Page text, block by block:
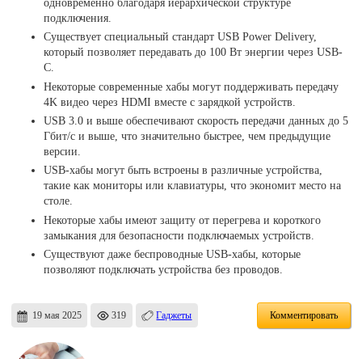
подключения.
Существует специальный стандарт USB Power Delivery,
который позволяет передавать до 100 Вт энергии через USB-
C.
Некоторые современные хабы могут поддерживать передачу
4K видео через HDMI вместе с зарядкой устройств.
USB 3.0 и выше обеспечивают скорость передачи данных до 5
Гбит/с и выше, что значительно быстрее, чем предыдущие
версии.
USB-хабы могут быть встроены в различные устройства,
такие как мониторы или клавиатуры, что экономит место на
столе.
Некоторые хабы имеют защиту от перегрева и короткого
замыкания для безопасности подключаемых устройств.
Существуют даже беспроводные USB-хабы, которые
позволяют подключать устройства без проводов.
19 мая 2025 319 Гаджеты Комментировать